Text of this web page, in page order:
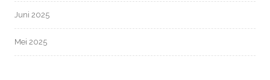
Juni 2025
Mei 2025